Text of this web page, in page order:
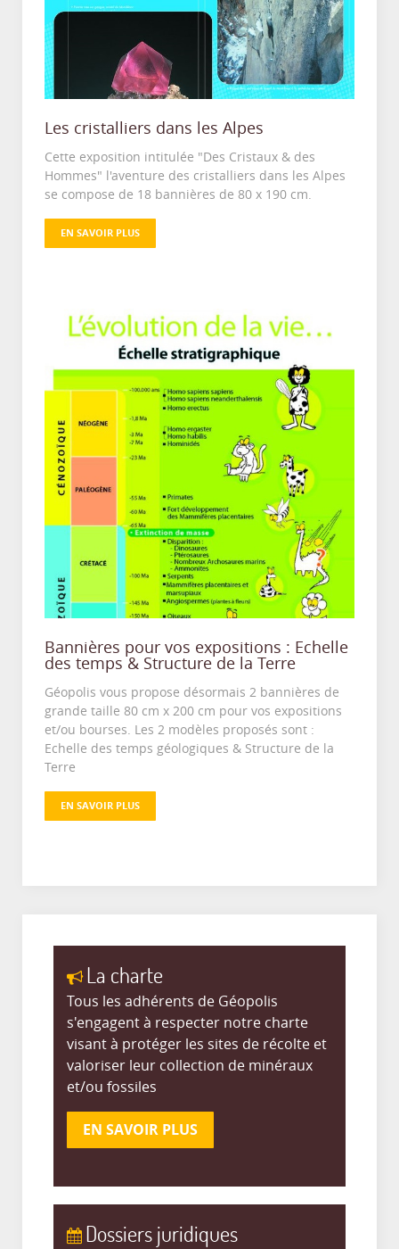
Les cristalliers dans les Alpes
Cette exposition intitulée "Des Cristaux & des
Hommes" l'aventure des cristalliers dans les Alpes
se compose de 18 bannières de 80 x 190 cm.
EN SAVOIR PLUS
Bannières pour vos expositions : Echelle
des temps & Structure de la Terre
Géopolis vous propose désormais 2 bannières de
grande taille 80 cm x 200 cm pour vos expositions
et/ou bourses. Les 2 modèles proposés sont :
Echelle des temps géologiques & Structure de la
Terre
EN SAVOIR PLUS
La charte
Tous les adhérents de Géopolis
s'engagent à respecter notre charte
visant à protéger les sites de récolte et
valoriser leur collection de minéraux
et/ou fossiles
EN SAVOIR PLUS
Dossiers juridiques